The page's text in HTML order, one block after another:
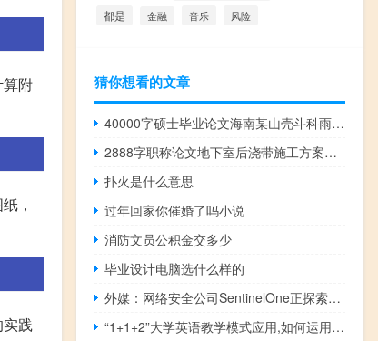
附
，
践
都是
金融 音乐 风险
猜你想看的文章
40000字硕士毕业论文海南某山壳斗科雨林群落结构及物种多样性研究
2888字职称论文地下室后浇带施工方案研究
扑火是什么意思
过年回家你催婚了吗小说
消防文员公积金交多少
毕业设计电脑选什么样的
外媒：网络安全公司SentinelOne正探索出售在内的选项
“1+1+2”大学英语教学模式应用,如何运用新的教学理念打破传统的大学英语教学模式